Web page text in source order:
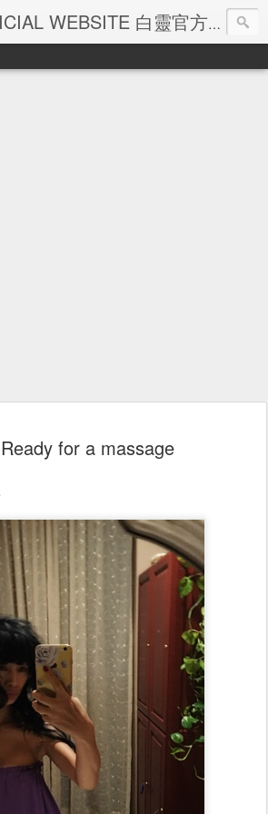
BAI LING OFFICIAL WEBSITE 白靈官方網站
Ready for a massage